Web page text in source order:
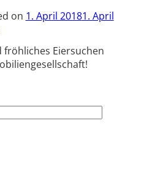
on 1. April 20181. April
fröhliches Eiersuchen